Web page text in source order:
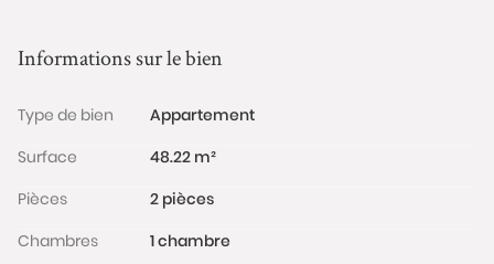
sera exigée pour tous les visiteurs majeurs avant
Les informations sur les risques auxquels ce bien est
www.georisques.gouv.fr
Informations sur le bien
Type de bien
Appartement
Surface
48.22 m²
Pièces
2 pièces
Chambres
1 chambre